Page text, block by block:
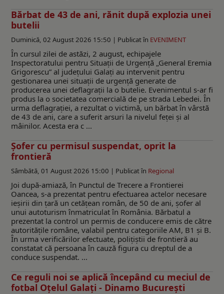
Bărbat de 43 de ani, rănit după explozia unei
butelii
Duminică, 02 August 2026 15:50 | Publicat în EVENIMENT
În cursul zilei de astăzi, 2 august, echipajele
Inspectoratului pentru Situații de Urgență „General Eremia
Grigorescu” al județului Galați au intervenit pentru
gestionarea unei situații de urgență generate de
producerea unei deflagrații la o butelie. Evenimentul s-ar fi
produs la o societatea comercială de pe strada Lebedei. În
urma deflagrației, a rezultat o victimă, un bărbat în vârstă
de 43 de ani, care a suferit arsuri la nivelul feței și al
mâinilor. Acesta era c ...
Șofer cu permisul suspendat, oprit la
frontieră
Sâmbătă, 01 August 2026 15:00 | Publicat în Regional
Joi după-amiază, în Punctul de Trecere a Frontierei
Oancea, s-a prezentat pentru efectuarea actelor necesare
ieșirii din ţară un cetățean român, de 50 de ani, șofer al
unui autoturism înmatriculat în România. Bărbatul a
prezentat la control un permis de conducere emis de către
autoritățile române, valabil pentru categoriile AM, B1 și B.
În urma verificărilor efectuate, polițiștii de frontieră au
constatat că persoana în cauză figura cu dreptul de a
conduce suspendat. ...
Ce reguli noi se aplică începând cu meciul de
fotbal Oțelul Galaţi - Dinamo București